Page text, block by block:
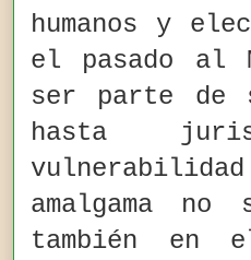
humanos y
el pasado al
ser parte de
hasta
amalgama
también en